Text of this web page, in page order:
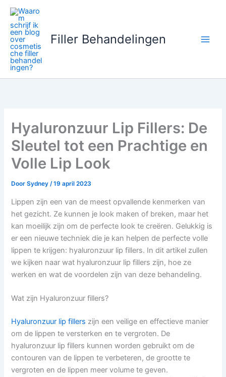
naar
inhoud
Filler Behandelingen
Hyaluronzuur Lip Fillers: De
Sleutel tot een Prachtige en
Volle Lip Look
DoorSydney/19 april 2023
Lippen zijn een van de meest opvallende kenmerken van
het gezicht. Ze kunnen je look maken of breken, maar het
kan moeilijk zijn om de perfecte look te creëren. Gelukkig is
er een nieuwe techniek die je kan helpen de perfecte volle
lippen te krijgen: hyaluronzuur lip fillers. In dit artikel zullen
we kijken naar wat hyaluronzuur lip fillers zijn, hoe ze
werken en wat de voordelen zijn van deze behandeling.
Wat zijn Hyaluronzuur fillers?
Hyaluronzuur lip fillers zijn een veilige en effectieve manier
om de lippen te versterken en te vergroten. De
hyaluronzuur lip fillers kunnen worden gebruikt om de
contouren van de lippen te verbeteren, de grootte te
vergroten en de lippen meer volume te geven.